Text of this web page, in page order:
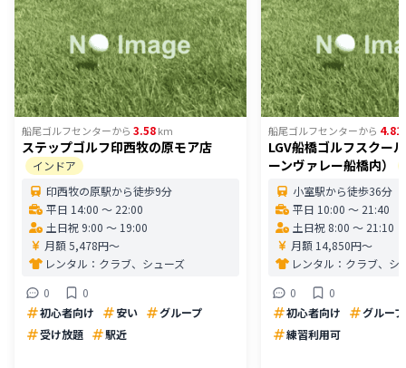
船尾ゴルフセンターから 3.58km
ステップゴルフ印西牧の原モア店
インドア
印西牧の原駅から徒歩9分
平日 14:00 〜 22:00
土日祝 9:00 〜 19:00
月額 5,478円〜
レンタル： クラブ、シューズ
0
0
初心者向け
安い
グループ
受け放題
駅近
船尾ゴルフセンターから 4.81
LGV船橋ゴルフスクー
ーンヴァレー船橋内）
小室駅から徒歩36分
平日 10:00 〜 21:40
土日祝 8:00 〜 21:10
月額 14,850円〜
レンタル： クラブ、シ
0
0
初心者向け
グループ
練習利用可